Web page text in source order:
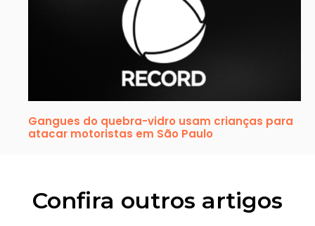
Gangues do quebra-vidro usam crianças para
atacar motoristas em São Paulo
Confira outros artigos